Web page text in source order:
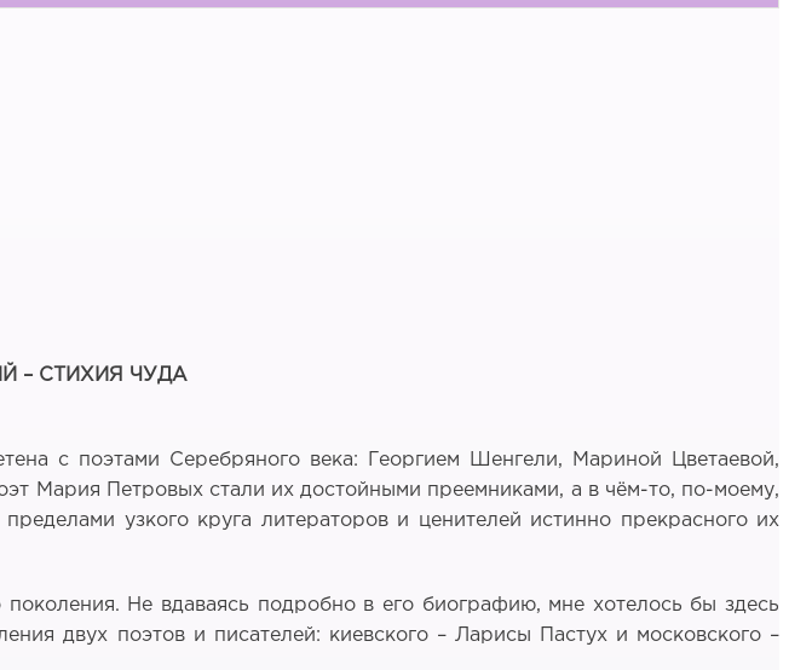
– СТИХИЯ ЧУДА
с поэтами Серебряного века: Георгием Шенгели, Мариной Цветаевой,
Мария Петровых стали их достойными преемниками, а в чём-то, по-моему,
узкого круга литераторов и ценителей истинно прекрасного их
Не вдаваясь подробно в его биографию, мне хотелось бы здесь
двух поэтов и писателей: киевского – Ларисы Пастух и московского –